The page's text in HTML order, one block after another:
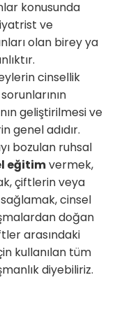
konusunda
ve
olan birey ya
cinsellik
geliştirilmesi ve
genel adıdır.
bozulan ruhsal
eğitimvermek,
çiftlerin veya
cinsel
doğan
arasındaki
kullanılan tüm
diyebiliriz.